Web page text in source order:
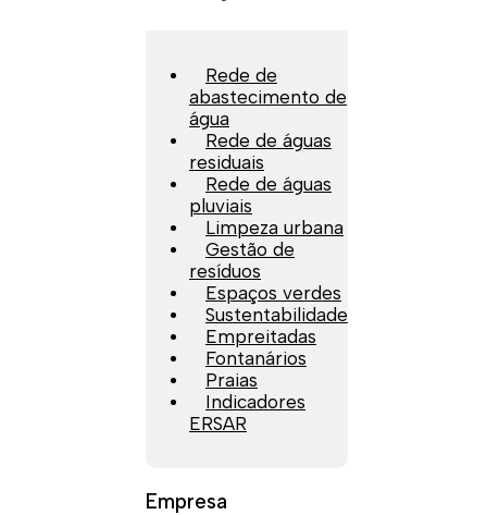
Rede de
abastecimento de
água
Rede de águas
residuais
Rede de águas
pluviais
Limpeza urbana
Gestão de
resíduos
Espaços verdes
Sustentabilidade
Empreitadas
Fontanários
Praias
Indicadores
ERSAR
Empresa